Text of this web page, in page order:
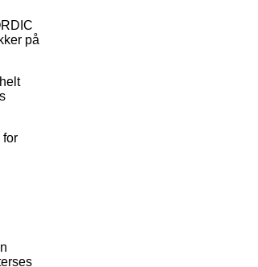
på
for